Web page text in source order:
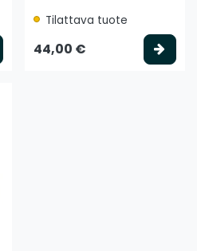
Valitse vaihtoehto
Tilattava tuote
44,00 €